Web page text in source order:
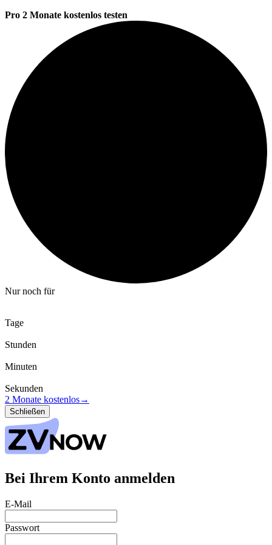
Pro 2 Monate kostenlos testen
Nur noch für
Tage
Stunden
Minuten
Sekunden
2 Monate kostenlos→
Schließen
Bei Ihrem Konto anmelden
E-Mail
Passwort